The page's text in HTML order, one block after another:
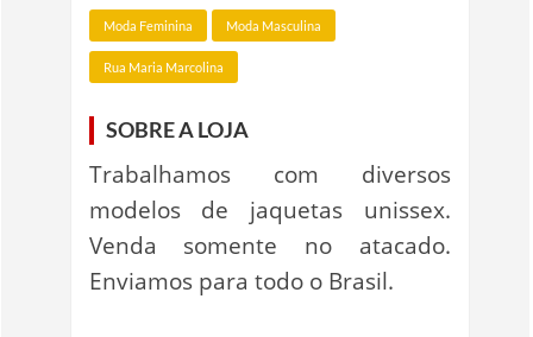
Moda Feminina Moda Masculina
Rua Maria Marcolina
SOBRE A LOJA
Trabalhamos com diversos
modelos de jaquetas unissex.
Venda somente no atacado.
Enviamos para todo o Brasil.